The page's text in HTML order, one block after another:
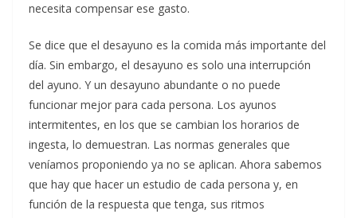
necesita compensar ese gasto.
Se dice que el desayuno es la comida más importante del
día. Sin embargo, el desayuno es solo una interrupción
del ayuno. Y un desayuno abundante o no puede
funcionar mejor para cada persona. Los ayunos
intermitentes, en los que se cambian los horarios de
ingesta, lo demuestran. Las normas generales que
veníamos proponiendo ya no se aplican. Ahora sabemos
que hay que hacer un estudio de cada persona y, en
función de la respuesta que tenga, sus ritmos